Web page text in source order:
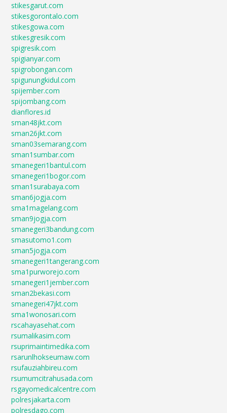
stikesgarut.com
stikesgorontalo.com
stikesgowa.com
stikesgresik.com
spigresik.com
spigianyar.com
spigrobongan.com
spigunungkidul.com
spijember.com
spijombang.com
dianflores.id
sman48jkt.com
sman26jkt.com
sman03semarang.com
sman1sumbar.com
smanegeri1bantul.com
smanegeri1bogor.com
sman1surabaya.com
sman6jogja.com
sma1magelang.com
sman9jogja.com
smanegeri3bandung.com
smasutomo1.com
sman5jogja.com
smanegeri1tangerang.com
sma1purworejo.com
smanegeri1jember.com
sman2bekasi.com
smanegeri47jkt.com
sma1wonosari.com
rscahayasehat.com
rsumalikasim.com
rsuprimaintimedika.com
rsarunlhokseumaw.com
rsufauziahbireu.com
rsumumcitrahusada.com
rsgayomedicalcentre.com
polresjakarta.com
polresdago.com